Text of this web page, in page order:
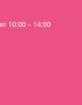
10:00 – 14:00